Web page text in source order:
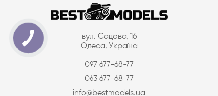
вул. Садова, 16
Одеса, Україна
097 677-68-77
063 677-68-77
info@bestmodels.ua